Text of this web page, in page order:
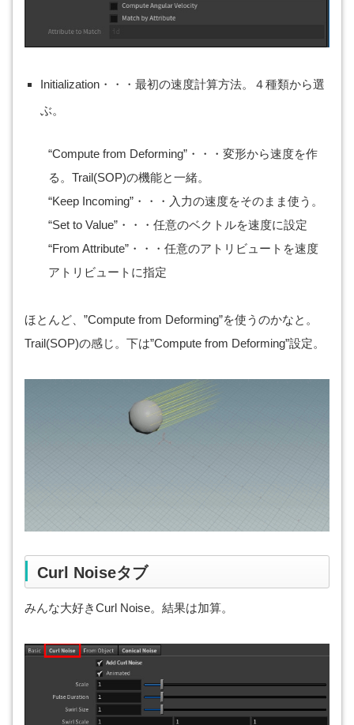
Initialization・・・最初の速度計算方法。４種類から選
ぶ。
“Compute from Deforming”・・・変形から速度を作
る。Trail(SOP)の機能と一緒。
“Keep Incoming”・・・入力の速度をそのまま使う。
“Set to Value”・・・任意のベクトルを速度に設定
“From Attribute”・・・任意のアトリビュートを速度
アトリビュートに指定
ほとんど、”Compute from Deforming”を使うのかなと。
Trail(SOP)の感じ。下は”Compute from Deforming”設定。
Curl Noiseタブ
みんな大好きCurl Noise。結果は加算。